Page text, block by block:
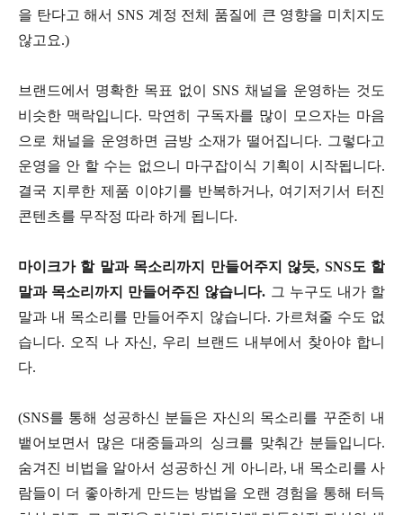
을 탄다고 해서 SNS 계정 전체 품질에 큰 영향을 미치지도
않고요.)
브랜드에서 명확한 목표 없이 SNS 채널을 운영하는 것도
비슷한 맥락입니다. 막연히 구독자를 많이 모으자는 마음
으로 채널을 운영하면 금방 소재가 떨어집니다. 그렇다고
운영을 안 할 수는 없으니 마구잡이식 기획이 시작됩니다.
결국 지루한 제품 이야기를 반복하거나, 여기저기서 터진
콘텐츠를 무작정 따라 하게 됩니다.
마이크가 할 말과 목소리까지 만들어주지 않듯, SNS도 할
말과 목소리까지 만들어주진 않습니다. 그 누구도 내가 할
말과 내 목소리를 만들어주지 않습니다. 가르쳐줄 수도 없
습니다. 오직 나 자신, 우리 브랜드 내부에서 찾아야 합니
다.
(SNS를 통해 성공하신 분들은 자신의 목소리를 꾸준히 내
뱉어보면서 많은 대중들과의 싱크를 맞춰간 분들입니다.
숨겨진 비법을 알아서 성공하신 게 아니라, 내 목소리를 사
람들이 더 좋아하게 만드는 방법을 오랜 경험을 통해 터득